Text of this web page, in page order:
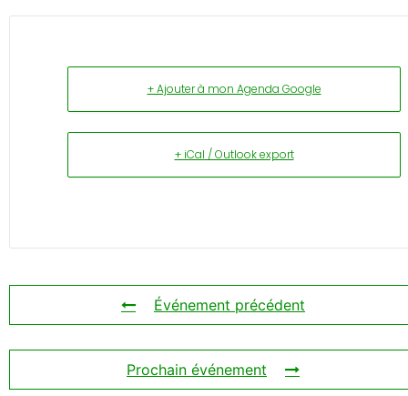
+ Ajouter à mon Agenda Google
+ iCal / Outlook export
Événement précédent
Prochain événement